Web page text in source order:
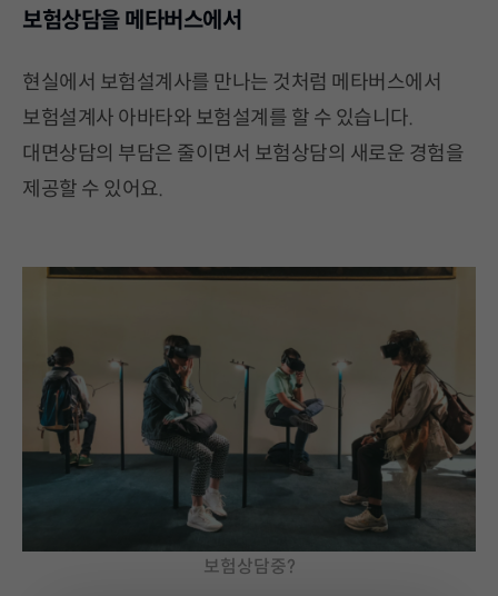
보험상담을 메타버스에서
현실에서 보험설계사를 만나는 것처럼 메타버스에서
보험설계사 아바타와 보험설계를 할 수 있습니다.
대면상담의 부담은 줄이면서 보험상담의 새로운 경험을
제공할 수 있어요.
보험상담중?